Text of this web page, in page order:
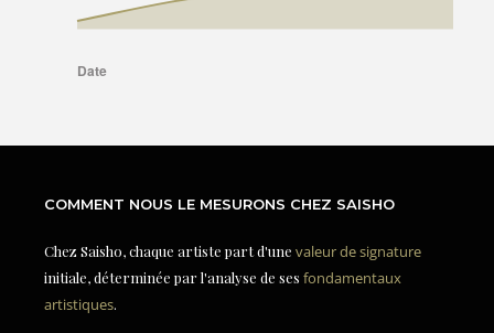
COMMENT NOUS LE MESURONS CHEZ SAISHO
Chez Saisho, chaque artiste part d'une valeur de signature
initiale, déterminée par l'analyse de ses fondamentaux
artistiques.